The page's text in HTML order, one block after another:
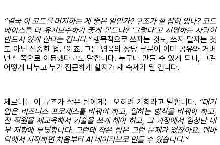
“결국 이 코드를 머지하는 게 좋은 일인가? 구조가 잘 잡혀 있나? 코드
베이스를 더 유지보수하기 좋게 만드나? ‘그렇다’고 서명하는 사람이
반드시 있게 한다는 겁니다.”맹목적으로 쓰자는 것도, 쓰지 말자는 것
도 아닌 신중한 접근이죠. 그는 병목의 상당 부분이 이미 공유와 거버
넌스 쪽으로 이동했다고도 말합니다. 누구나 만들 수 있게 되니, 그걸
어떻게 나누고 누가 접근하게 할지가 새 숙제가 된 겁니다.
체르니는 이 구조가 작은 팀에게는 오히려 기회라고 말합니다. “대기
업은 비즈니스 프로세스를 바꿔야 하고, 일하는 방식을 바꿔야 하고,
전 직원을 재교육해서 기술을 쓰게 해야 하고, 그 과정에서 엄청난 내
부 저항에 부딪힙니다. 그런데 작은 팀은 그런 문제가 없잖아요. 맨바
닥에서 시작하면 처음부터 AI 네이티브로 만들 수 있습니다.”